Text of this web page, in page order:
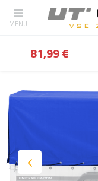
Nazaj domov
81,99 €